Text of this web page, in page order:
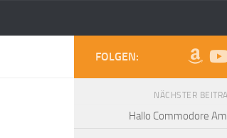
FOLGEN:
NÄCHSTER
Hallo Commodore